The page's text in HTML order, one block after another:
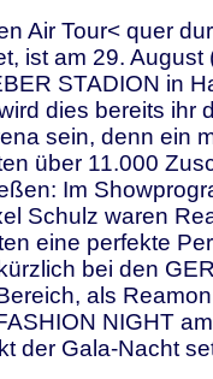
Air Tour< quer
ist am 29. August
STADION in
dies bereits ihr
sein, denn ein
über 11.000
Im
Schulz waren
eine perfekte
bei den
als
NIGHT
der Gala-Nacht